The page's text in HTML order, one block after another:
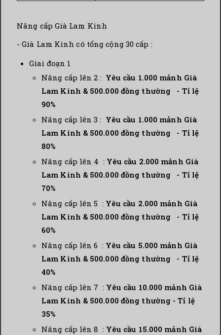
Nâng cấp Già Lam Kinh
- Già Lam Kinh có tổng cộng 30 cấp :
Giai đoạn 1
Nâng cấp lên 2 : Yêu cầu 1.000 mảnh Già
Lam Kinh & 500.000 đồng thường - Tỉ lệ
90%
Nâng cấp lên 3 : Yêu cầu 1.000 mảnh Già
Lam Kinh & 500.000 đồng thường - Tỉ lệ
80%
Nâng cấp lên 4 : Yêu cầu 2.000 mảnh Già
Lam Kinh & 500.000 đồng thường - Tỉ lệ
70%
Nâng cấp lên 5 : Yêu cầu 2.000 mảnh Già
Lam Kinh & 500.000 đồng thường - Tỉ lệ
60%
Nâng cấp lên 6 : Yêu cầu 5.000 mảnh Già
Lam Kinh & 500.000 đồng thường - Tỉ lệ
40%
Nâng cấp lên 7 : Yêu cầu 10.000 mảnh Già
Lam Kinh & 500.000 đồng thường - Tỉ lệ
35%
Nâng cấp lên 8 : Yêu cầu 15.000 mảnh Già